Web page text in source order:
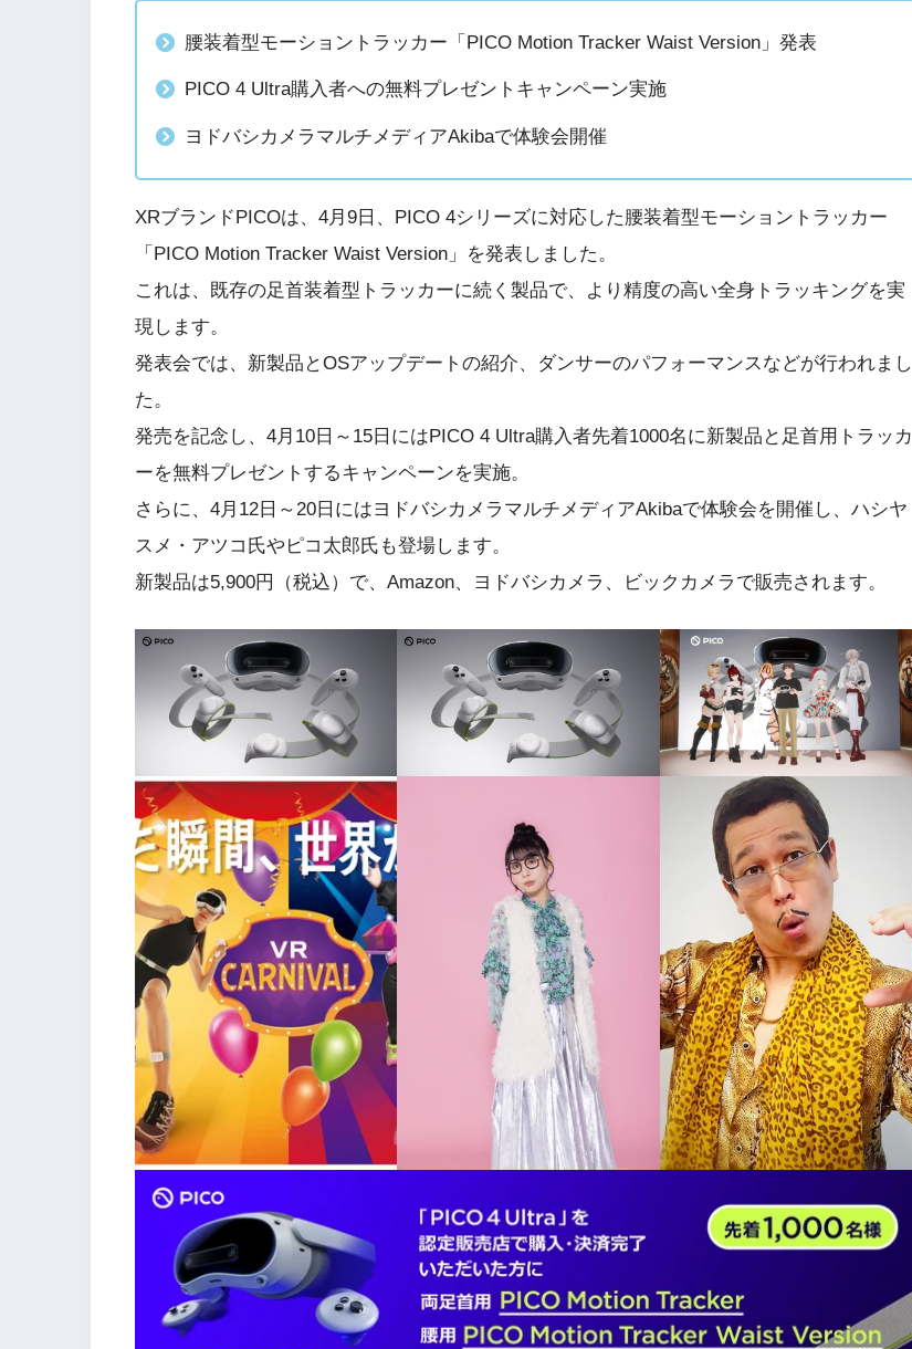
腰装着型モーショントラッカー「PICO Motion Tracker Waist Version」発表
PICO 4 Ultra購入者への無料プレゼントキャンペーン実施
ヨドバシカメラマルチメディアAkibaで体験会開催
XRブランドPICOは、4月9日、PICO 4シリーズに対応した腰装着型モーショントラッカー
「PICO Motion Tracker Waist Version」を発表しました。
これは、既存の足首装着型トラッカーに続く製品で、より精度の高い全身トラッキングを実
現します。
発表会では、新製品とOSアップデートの紹介、ダンサーのパフォーマンスなどが行われまし
た。
発売を記念し、4月10日～15日にはPICO 4 Ultra購入者先着1000名に新製品と足首用トラッカ
ーを無料プレゼントするキャンペーンを実施。
さらに、4月12日～20日にはヨドバシカメラマルチメディアAkibaで体験会を開催し、ハシヤ
スメ・アツコ氏やピコ太郎氏も登場します。
新製品は5,900円（税込）で、Amazon、ヨドバシカメラ、ビックカメラで販売されます。